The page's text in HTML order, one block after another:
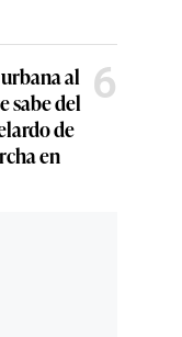
al
sabe del
de
en
6